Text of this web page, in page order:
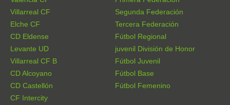
Villarreal CF
Elche CF
CD Eldense
Levante UD
Villarreal CF B
CD Alcoyano
CD Castellón
CF Intercity
Segunda Federación
Tercera Federación
Fútbol Regional
juvenil División de Honor
Fútbol Juvenil
Fútbol Base
Fútbol Femenino